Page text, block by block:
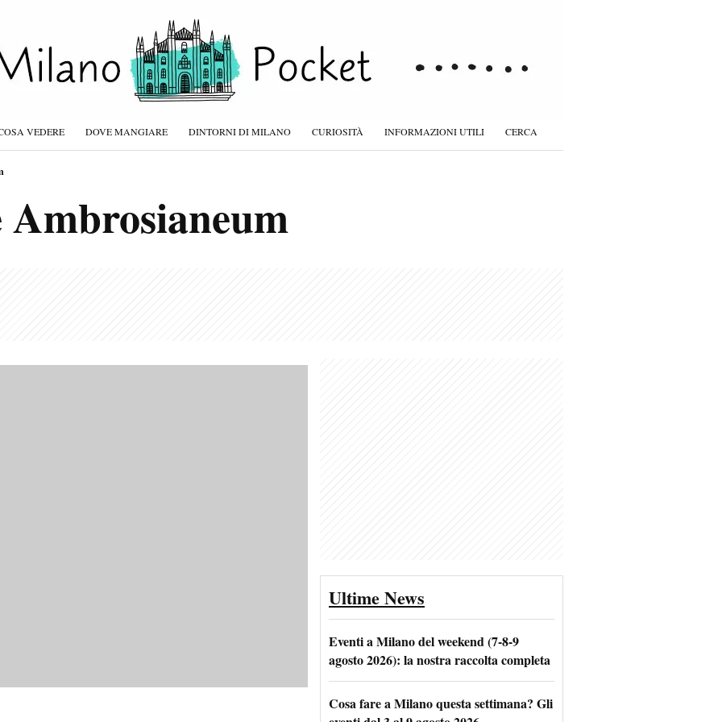
VEDERE DOVE MANGIARE DINTORNI DI MILANO CURIOSITÀ INFORMAZIONI UTILI CERCA
Ambrosianeum
Ultime News
Eventi a Milano del weekend (7-8-9
agosto 2026): la nostra raccolta completa
Cosa fare a Milano questa settimana? Gli